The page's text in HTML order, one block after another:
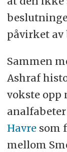
påvirket av
Sammen
Ashraf
vokste opp
Havresom
mellom